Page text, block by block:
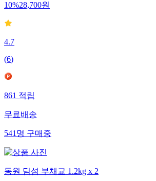
10%28,700원
4.7
(6)
861 적립
무료배송
541 명 구매중
동원 딤섬 부채교 1.2kg x 2